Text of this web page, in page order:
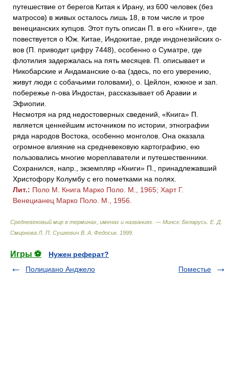
путешествие от берегов Китая к Ирану, из 600 человек (без
матросов) в живых осталось лишь 18, в том числе и трое
венецианских купцов. Этот путь описан П. в его «Книге», где
повествуется о Юж. Китае, Индокитае, ряде индонезийских о-
вов (П. приводит цифру 7448), особенно о Суматре, где
флотилия задержалась на пять месяцев. П. описывает и
Никобарские и Андаманские о-ва (здесь, по его уверению,
живут люди с собачьими головами), о. Цейлон, южное и зап.
побережье п-ова Индостан, рассказывает об Аравии и
Эфиопии.
Несмотря на ряд недостоверных сведений, «Книга» П.
является ценнейшим источником по истории, этнографии
ряда народов Востока, особенно монголов. Она оказала
огромное влияние на средневековую картографию, ею
пользовались многие мореплаватели и путешественники.
Сохранился, напр., экземпляр «Книги» П., принадлежавший
Христофору Колумбу с его пометками на полях.
Лит.: Поло М. Книга Марко Поло. М., 1965; Харт Г.
Венецианец Марко Поло. М., 1956.
Средневековый мир в терминах, именах и названиях. — Минск: Беларусь Е. Д.
Смирнова Л. П. Сушкевич В. А. Федосик. 1999
Игры ⚽
Нужен реферат?
Полициано Анджело
Поместье